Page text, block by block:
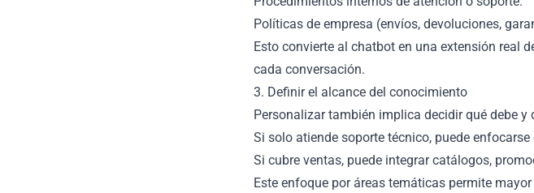
Políticas de empresa (envíos, devoluciones,
Esto convierte al chatbot en una extensión real
cada conversación.
3. Definir el alcance del conocimiento
Personalizar también implica decidir qué debe y
Si solo atiende soporte técnico, puede
Si cubre ventas, puede integrar catálogos,
Este enfoque por áreas temáticas permite